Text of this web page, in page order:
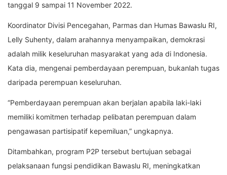
tanggal 9 sampai 11 November 2022.
Koordinator Divisi Pencegahan, Parmas dan Humas Bawaslu RI,
Lelly Suhenty, dalam arahannya menyampaikan, demokrasi
adalah milik keseluruhan masyarakat yang ada di Indonesia.
Kata dia, mengenai pemberdayaan perempuan, bukanlah tugas
daripada perempuan keseluruhan.
“Pemberdayaan perempuan akan berjalan apabila laki-laki
memiliki komitmen terhadap pelibatan perempuan dalam
pengawasan partisipatif kepemiluan,” ungkapnya.
Ditambahkan, program P2P tersebut bertujuan sebagai
pelaksanaan fungsi pendidikan Bawaslu RI, meningkatkan